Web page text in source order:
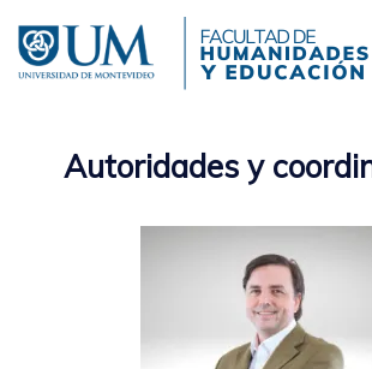
contenido
principal
Autoridades y